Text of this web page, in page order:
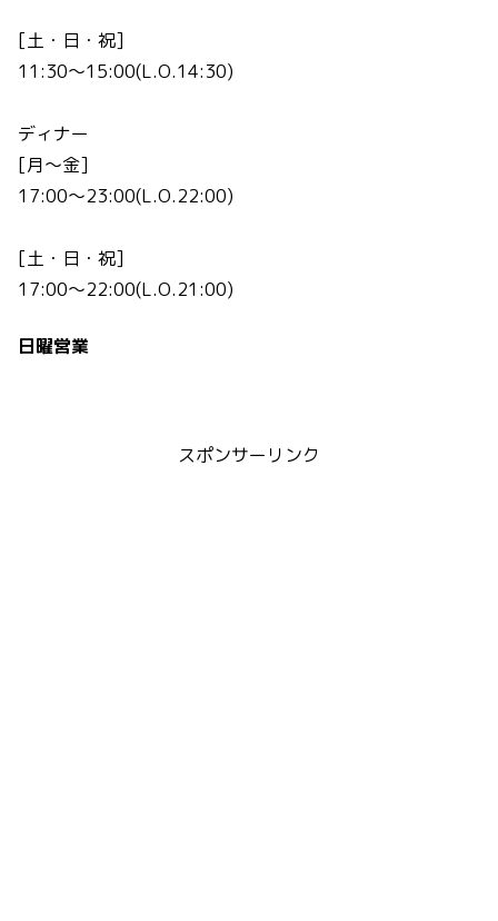
[土・日・祝]
11:30～15:00(L.O.14:30)
ディナー
[月～金]
17:00～23:00(L.O.22:00)
[土・日・祝]
17:00～22:00(L.O.21:00)
日曜営業
スポンサーリンク